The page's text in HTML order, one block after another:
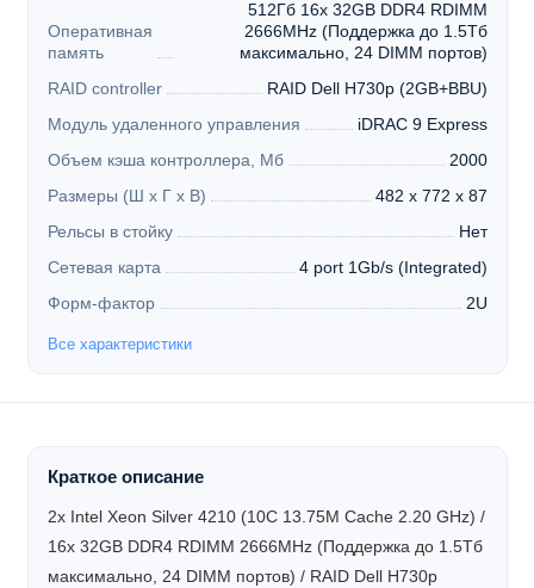
Оперативная
память
512Гб 16x 32GB DDR4 RDIMM
2666MHz (Поддержка до 1.5Tб
максимально, 24 DIMM портов)
RAID controller
RAID Dell H730p (2GB+BBU)
Модуль удаленного управления
iDRAC 9 Express
Объем кэша контроллера, Мб
2000
Размеры (Ш х Г х В)
482 x 772 x 87
Рельсы в стойку
Нет
Сетевая карта
4 port 1Gb/s (Integrated)
Форм-фактор
2U
Все характеристики
Краткое описание
2x Intel Xeon Silver 4210 (10C 13.75M Cache 2.20 GHz) /
16x 32GB DDR4 RDIMM 2666MHz (Поддержка до 1.5Tб
максимально, 24 DIMM портов) / RAID Dell H730p